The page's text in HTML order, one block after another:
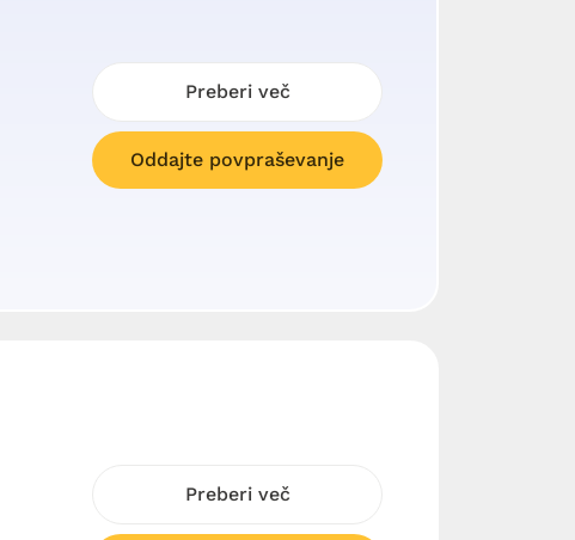
Preberi več
Oddajte povpraševanje
Preberi več